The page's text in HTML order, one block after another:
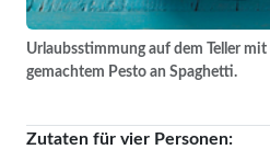
Urlaubsstimmung auf dem Teller
gemachtem Pesto an Spaghetti.
Zutaten für vier Personen: